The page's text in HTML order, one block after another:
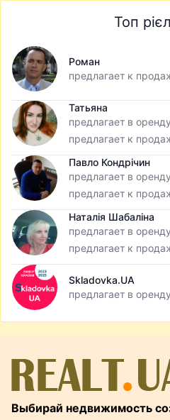
Топ
Роман
предлагает к
Татьяна
предлагает в
предлагает к
Павло Кондрічин
предлагает в
предлагает к
Наталія Шабаліна
предлагает в
предлагает к
Skladovka.UA
предлагает в
Выбирай недвижимость